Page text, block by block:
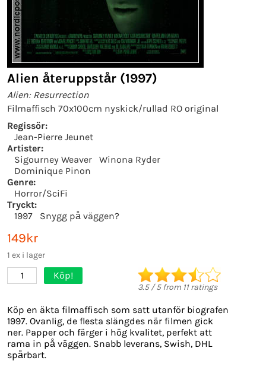
Alien återuppstår (1997)
Alien: Resurrection
Filmaffisch 70x100cm nyskick/rullad RO original
Regissör:
Jean-Pierre Jeunet
Artister:
Sigourney Weaver
Winona Ryder
Dominique Pinon
Genre:
Horror/SciFi
Tryckt:
1997
Snygg på väggen?
149kr
1 ex i lager
1 Köp!
3.5/5from 11ratings
Köp en äkta filmaffisch som satt utanför biografen
1997. Ovanlig, de flesta slängdes när filmen gick
ner. Papper och färger i hög kvalitet, perfekt att
rama in på väggen. Snabb leverans, Swish, DHL
spårbart.